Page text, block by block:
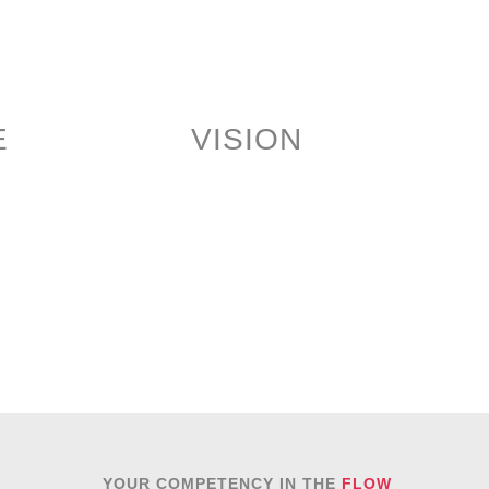
einen Blick
VISION
YOUR COMPETENCY IN THE FLOW